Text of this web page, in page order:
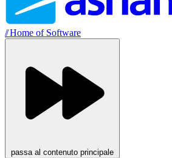
//Home of Software
passa al contenuto principale